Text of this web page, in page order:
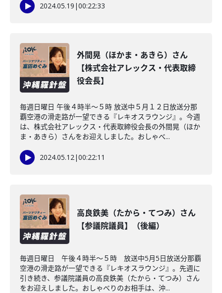
2024.05.19 |00:22:33
外間晃（ほかま・あきら）さん
【株式会社アレックス・代表取締
役会長】
毎週日曜日 午後４時半～５時 放送中５月１２日放送分那
覇空港の滑走路が一望できる『レキオスラウンジ』。今週
は、株式会社アレックス・代表取締役会長の外間晃（ほか
ま・あきら）さんをお迎えしました。おしゃべ...
2024.05.12|00:22:11
高良鉄美（たから・てつみ）さん
【参議院議員】（後編）
毎週日曜日 午後４時半～５時 放送中5月5日放送分那覇
空港の滑走路が一望できる『レキオスラウンジ』。先週に
引き続き、参議院議員の高良鉄美（たから・てつみ）さん
をお迎えしました。おしゃべりのお相手は、沖...